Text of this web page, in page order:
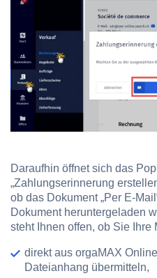
Daraufhin öffnet sich das
„Zahlungserinnerung
ob das Dokument „Per E-
Dokument heruntergeladen
steht Ihnen offen, ob Sie Ihre
direkt aus orgaMAX
Dateianhang übermitteln,